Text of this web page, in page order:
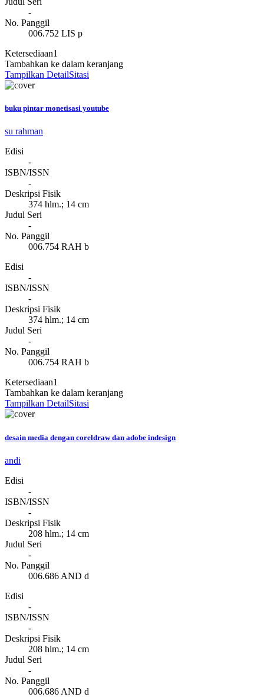
-
No. Panggil
006.752 LIS p
Ketersediaan1
Tambahkan ke dalam keranjang
Tampilkan DetailSitasi
buku pintar monetisasi youtube
su rahman
Edisi
-
ISBN/ISSN
-
Deskripsi Fisik
374 hlm.; 14 cm
Judul Seri
-
No. Panggil
006.754 RAH b
Edisi
-
ISBN/ISSN
-
Deskripsi Fisik
374 hlm.; 14 cm
Judul Seri
-
No. Panggil
006.754 RAH b
Ketersediaan1
Tambahkan ke dalam keranjang
Tampilkan DetailSitasi
desain media dengan coreldraw dan adobe indesign
andi
Edisi
-
ISBN/ISSN
-
Deskripsi Fisik
208 hlm.; 14 cm
Judul Seri
-
No. Panggil
006.686 AND d
Edisi
-
ISBN/ISSN
-
Deskripsi Fisik
208 hlm.; 14 cm
Judul Seri
-
No. Panggil
006.686 AND d